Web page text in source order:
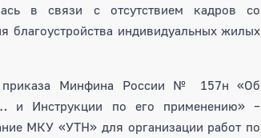
в связи с отсутствием кадров со
благоустройства индивидуальных жилых
приказа Минфина России № 157н «Об
и Инструкции по его применению» –
МКУ «УТН» для организации работ по